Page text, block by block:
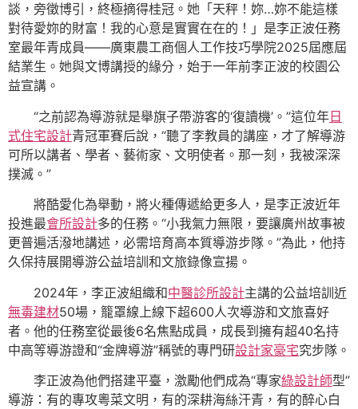
談，旁徵博引，終極摘得桂冠。她「天秤！妳…妳不能這樣
對待愛妳的財富！我的心意是實實在在的！」是李正波任務
室最年青成員——廣東農工商個人工作技巧學院2025屆應屆
結業生。她與文博講授的緣分，始于一年前李正波的校園公
益宣講。
“之前認為導游就是舉旗子帶游客的‘復讀機’。”這位年日
式住宅設計青冠軍賽后說，“聽了李教員的講座，才了解導游
可所以講者、學者、藝術家、文明使者。那一刻，我被深深
撲滅。”
將酷愛化為舉動，將火種傳遞給更多人，是李正波近年
投進最會所設計多的任務。“小我氣力無限，要讓廣州故事被
更普遍活潑地講述，必需培育高本質導游步隊。”為此，他持
久保持展開導游公益培訓和文旅錄像宣揚。
2024年，李正波組織和中醫診所設計主講的公益培訓近
無毒建材50場，籠罩線上線下超600人次導游和文旅喜好
者。他的任務室從最後6名焦點成員，成長到擁有超40名持
中高等導游證和“金牌導游”稱號的專門研設計家豪宅究步隊。
李正波為他們搭建平臺，激勵他們成為“專家綠設計師型”
導游：有的專攻粵菜文明，有的深耕海絲汗青，有的醉心白